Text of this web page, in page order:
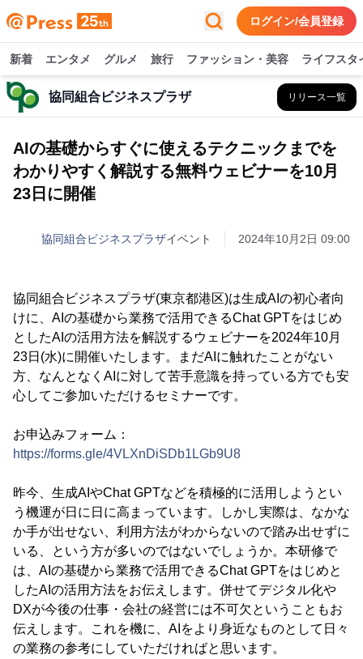
ログイン/会員登録
新着 エンタメ グルメ 旅行 ファッション・美容 ライフスタ
協同組合ビジネスプラザ リリース一覧
AIの基礎からすぐに使えるテクニックまでを
わかりやすく解説する無料ウェビナーを10月
23日に開催
協同組合ビジネスプラザイベント 2024年10月2日 09:00
協同組合ビジネスプラザ(東京都港区)は生成AIの初心者向
けに、AIの基礎から業務で活用できるChat GPTをはじめ
としたAIの活用方法を解説するウェビナーを2024年10月
23日(水)に開催いたします。まだAIに触れたことがない
方、なんとなくAIに対して苦手意識を持っている方でも安
心してご参加いただけるセミナーです。
お申込みフォーム：
https://forms.gle/4VLXnDiSDb1LGb9U8
昨今、生成AIやChat GPTなどを積極的に活用しようとい
う機運が日に日に高まっています。しかし実際は、なかな
か手が出せない、利用方法がわからないので踏み出せずに
いる、という方が多いのではないでしょうか。本研修で
は、AIの基礎から業務で活用できるChat GPTをはじめと
したAIの活用方法をお伝えします。併せてデジタル化や
DXが今後の仕事・会社の経営には不可欠ということもお
伝えします。これを機に、AIをより身近なものとして日々
の業務の参考にしていただければと思います。